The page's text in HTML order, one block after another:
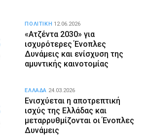
«Ατζέντα 2030» για
ισχυρότερες Ένοπλες
Δυνάμεις και ενίσχυση της
αμυντικής καινοτομίας
ΠΟΛΙΤΙΚΗ 12.06.2026
Ενισχύεται η αποτρεπτική
ισχύς της Ελλάδας και
μεταρρυθμίζονται οι Ένοπλες
Δυνάμεις
ΕΛΛΑΔΑ 24.03.2026